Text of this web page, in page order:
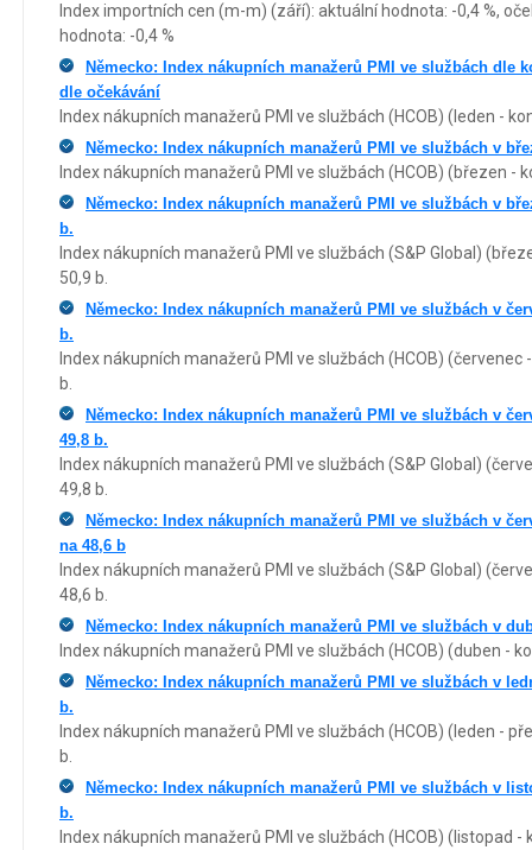
Index importních cen (m-m) (září): aktuální hodnota: -0,4 %,
hodnota: -0,4 %
Německo: Index nákupních manažerů PMI ve službách dle
dle očekávání
Index nákupních manažerů PMI ve službách (HCOB) (leden -
Německo: Index nákupních manažerů PMI ve službách v
Index nákupních manažerů PMI ve službách (HCOB) (březen -
Německo: Index nákupních manažerů PMI ve službách v
b.
Index nákupních manažerů PMI ve službách (S&P Global)
50,9 b.
Německo: Index nákupních manažerů PMI ve službách v
b.
Index nákupních manažerů PMI ve službách (HCOB)
b.
Německo: Index nákupních manažerů PMI ve službách v
49,8 b.
Index nákupních manažerů PMI ve službách (S&P Global)
49,8 b.
Německo: Index nákupních manažerů PMI ve službách v
na 48,6 b
Index nákupních manažerů PMI ve službách (S&P Global)
48,6 b.
Německo: Index nákupních manažerů PMI ve službách v
Index nákupních manažerů PMI ve službách (HCOB) (duben -
Německo: Index nákupních manažerů PMI ve službách v
b.
Index nákupních manažerů PMI ve službách (HCOB) (leden -
b.
Německo: Index nákupních manažerů PMI ve službách v
b.
Index nákupních manažerů PMI ve službách (HCOB) (listopad